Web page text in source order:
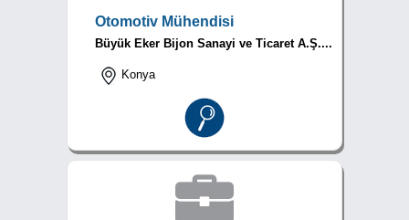
Otomotiv Mühendisi
Büyük Eker Bijon Sanayi ve Ticaret A.Ş....
Konya